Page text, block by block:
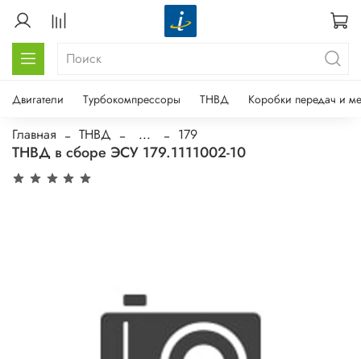
Двигатели Турбокомпрессоры ТНВД Коробки передач и
Главная ТНВД ... 179
ТНВД в сборе ЭСУ 179.1111002-10